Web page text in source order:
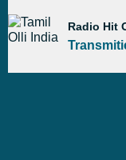
Radio Hit